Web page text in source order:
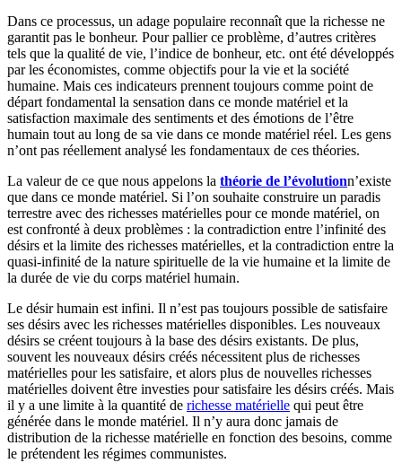
Dans ce processus, un adage populaire reconnaît que la richesse ne
garantit pas le bonheur. Pour pallier ce problème, d’autres critères
tels que la qualité de vie, l’indice de bonheur, etc. ont été développés
par les économistes, comme objectifs pour la vie et la société
humaine. Mais ces indicateurs prennent toujours comme point de
départ fondamental la sensation dans ce monde matériel et la
satisfaction maximale des sentiments et des émotions de l’être
humain tout au long de sa vie dans ce monde matériel réel. Les gens
n’ont pas réellement analysé les fondamentaux de ces théories.
La valeur de ce que nous appelons la théorie de l’évolutionn’existe
que dans ce monde matériel. Si l’on souhaite construire un paradis
terrestre avec des richesses matérielles pour ce monde matériel, on
est confronté à deux problèmes : la contradiction entre l’infinité des
désirs et la limite des richesses matérielles, et la contradiction entre la
quasi-infinité de la nature spirituelle de la vie humaine et la limite de
la durée de vie du corps matériel humain.
Le désir humain est infini. Il n’est pas toujours possible de satisfaire
ses désirs avec les richesses matérielles disponibles. Les nouveaux
désirs se créent toujours à la base des désirs existants. De plus,
souvent les nouveaux désirs créés nécessitent plus de richesses
matérielles pour les satisfaire, et alors plus de nouvelles richesses
matérielles doivent être investies pour satisfaire les désirs créés. Mais
il y a une limite à la quantité de richesse matérielle qui peut être
générée dans le monde matériel. Il n’y aura donc jamais de
distribution de la richesse matérielle en fonction des besoins, comme
le prétendent les régimes communistes.